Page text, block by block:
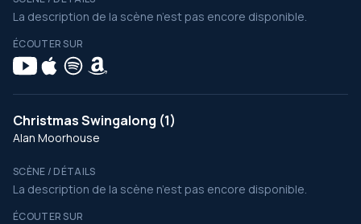
La description de la scène n’est pas encore disponible.
ÉCOUTER SUR
Christmas Swingalong (1)
Alan Moorhouse
SCÈNE / DÉTAILS
La description de la scène n’est pas encore disponible.
ÉCOUTER SUR